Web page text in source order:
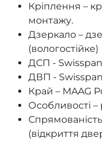
Кріплення –
монтажу.
Дзеркало –
(вологостійке)
ДСП -
ДВП - Swisspan
Край – MAAG
Особливості
(відкриття